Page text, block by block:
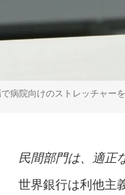
で病院向けのストレッチャ
民間部門は、適正
世界銀行は利他主